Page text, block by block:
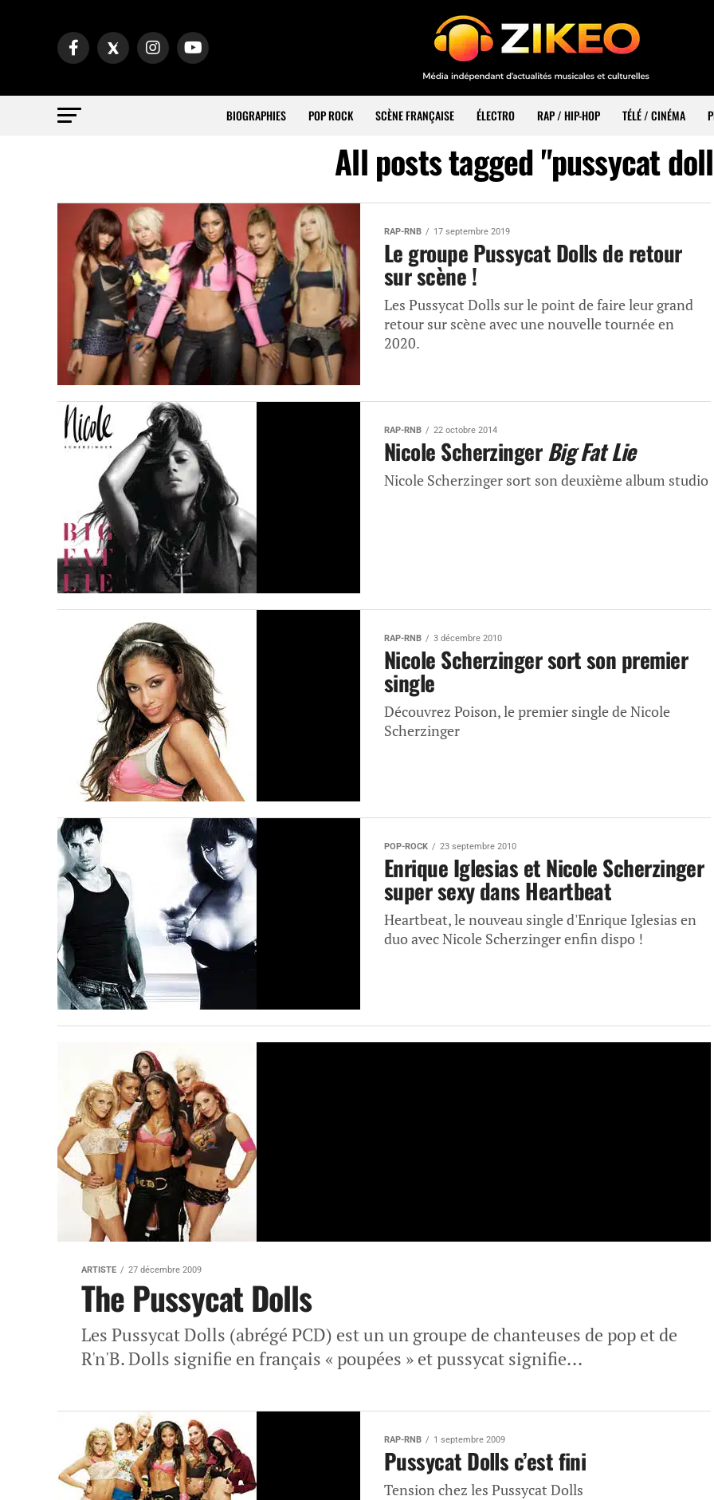
BIOGRAPHIES POP ROCK SCÈNE FRANÇAISE ÉLECTRO RAP / HIP-HOP TÉLÉ / CINÉMA
All posts tagged "pussycat
RAP-RNB 17 septembre 2019
Le groupe Pussycat Dolls de retour
sur scène !
Les Pussycat Dolls sur le point de faire leur grand
retour sur scène avec une nouvelle tournée en
2020.
RAP-RNB 22 octobre 2014
Nicole ScherzingerBig Fat Lie
Nicole Scherzinger sort son deuxième album studio
RAP-RNB 3 décembre 2010
Nicole Scherzinger sort son premier
single
Découvrez Poison, le premier single de Nicole
Scherzinger
POP-ROCK 23 septembre 2010
Enrique Iglesias et Nicole Scherzinger
super sexy dans Heartbeat
Heartbeat, le nouveau single d'Enrique Iglesias en
duo avec Nicole Scherzinger enfin dispo !
ARTISTE 27 décembre 2009
The Pussycat Dolls
Les Pussycat Dolls (abrégé PCD) est un un groupe de chanteuses de pop et de
R'n'B. Dolls signifie en français « poupées » et pussycat signifie...
RAP-RNB 1 septembre 2009
Pussycat Dolls c’est fini
Tension chez les Pussycat Dolls